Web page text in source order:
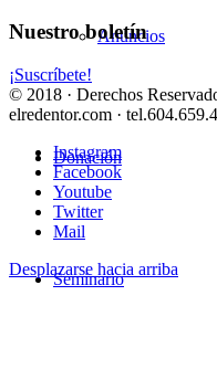
Anuncios
Donación
Seminario
Nuestro boletín
¡Suscríbete!
© 2018 · Derechos
elredentor.com ·
Instagram
Facebook
Youtube
Twitter
Mail
Desplazarse hacia arriba